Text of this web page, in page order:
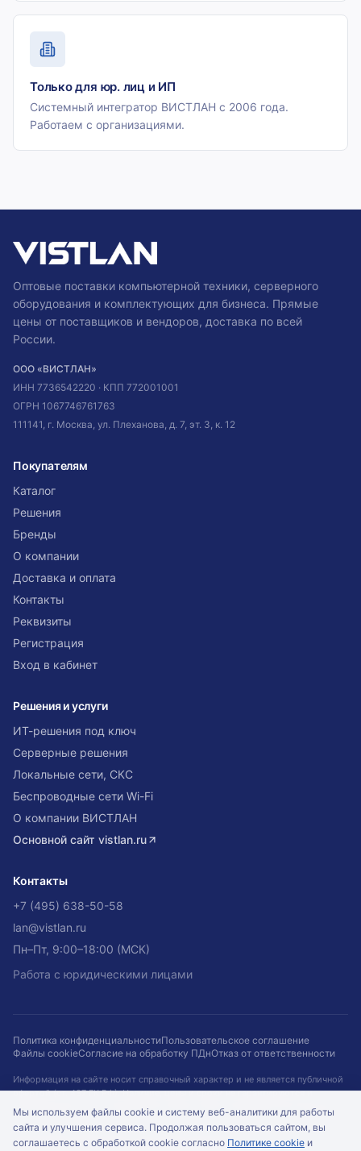
Только для юр. лиц и ИП
Системный интегратор ВИСТЛАН с 2006 года.
Работаем с организациями.
Оптовые поставки компьютерной техники, серверного
оборудования и комплектующих для бизнеса. Прямые
цены от поставщиков и вендоров, доставка по всей
России.
ООО «ВИСТЛАН»
ИНН 7736542220 · КПП 772001001
ОГРН 1067746761763
111141, г. Москва, ул. Плеханова, д. 7, эт. 3, к. 12
Покупателям
Каталог
Решения
Бренды
О компании
Доставка и оплата
Контакты
Реквизиты
Регистрация
Вход в кабинет
Решения и услуги
ИТ-решения под ключ
Серверные решения
Локальные сети, СКС
Беспроводные сети Wi-Fi
О компании ВИСТЛАН
Основной сайт vistlan.ru
Контакты
+7 (495) 638-50-58
lan@vistlan.ru
Пн–Пт, 9:00–18:00 (МСК)
Работа с юридическими лицами
Политика конфиденциальностиПользовательское соглашение
Файлы cookieСогласие на обработку ПДнОтказ от ответственности
Информация на сайте носит справочный характер и не является публичной
офертой (ст. 437 ГК РФ). Наличие, цены и сроки не гарантируются и
подтверждаются при оформлении заказа. Кейсы приведены для примера.
©2026 ООО «ВИСТЛАН». Все права защищены.
Мы используем файлы cookie и систему веб-аналитики для работы
сайта и улучшения сервиса. Продолжая пользоваться сайтом, вы
соглашаетесь с обработкой cookie согласно Политике cookie и